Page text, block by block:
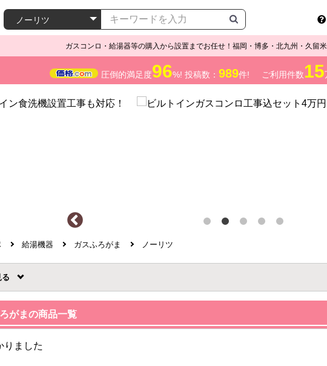
ガスコンロ・給湯器等の購入から設置までお任せ！福岡・博多・北九州・久留
圧倒的満足度96%! 投稿数： 989件! ご利用件数15
給湯機器 ガスふろがま ノーリツ
がまの商品一覧
りました